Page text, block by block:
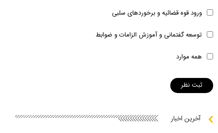
ورود قوه قضائیه و برخوردهای سلبی
توسعه گفتمانی و آموزش الزامات و ضوابط
همه موارد
آخرین اخبار